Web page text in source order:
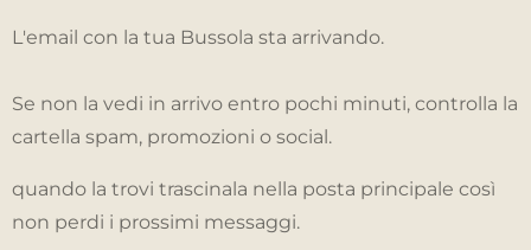
L'email con la tua Bussola sta arrivando.
Se non la vedi in arrivo entro pochi minuti, controlla la
cartella spam, promozioni o social.
quando la trovi trascinala nella posta principale così
non perdi i prossimi messaggi.